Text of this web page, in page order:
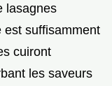
lasagnes
est suffisamment
cuiront
les saveurs